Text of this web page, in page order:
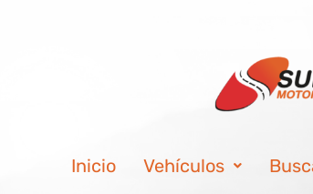
Inicio Vehículos